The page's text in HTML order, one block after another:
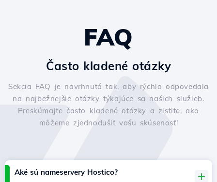
FAQ
Často kladené otázky
Sekcia FAQ je navrhnutá tak, aby rýchlo odpovedala
na najbežnejšie otázky týkajúce sa našich služieb.
Preskúmajte často kladené otázky a zistite, ako
môžeme zjednodušiť vašu skúsenosť!
Aké sú nameservery Hostico?